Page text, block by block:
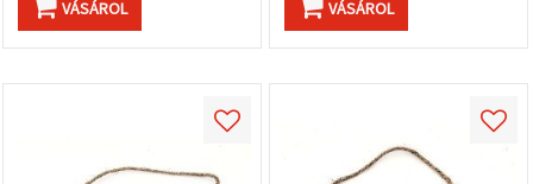
VÁSÁROL VÁSÁROL